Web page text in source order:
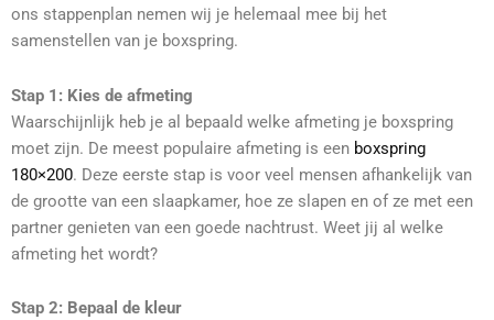
ons stappenplan nemen wij je helemaal mee bij het
samenstellen van je boxspring.
Stap 1: Kies de afmeting
Waarschijnlijk heb je al bepaald welke afmeting je boxspring
moet zijn. De meest populaire afmeting is een boxspring
180×200. Deze eerste stap is voor veel mensen afhankelijk van
de grootte van een slaapkamer, hoe ze slapen en of ze met een
partner genieten van een goede nachtrust. Weet jij al welke
afmeting het wordt?
Stap 2: Bepaal de kleur